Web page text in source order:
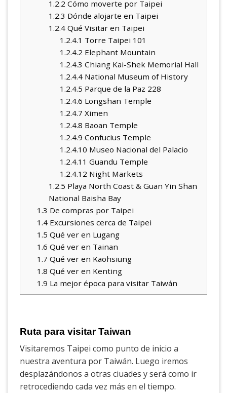
1.2.2 Cómo moverte por Taipei
1.2.3 Dónde alojarte en Taipei
1.2.4Qué Visitar en Taipei
1.2.4.1 Torre Taipei 101
1.2.4.2 Elephant Mountain
1.2.4.3 Chiang Kai-Shek Memorial Hall
1.2.4.4 National Museum of History
1.2.4.5 Parque de la Paz 228
1.2.4.6 Longshan Temple
1.2.4.7 Ximen
1.2.4.8 Baoan Temple
1.2.4.9 Confucius Temple
1.2.4.10 Museo Nacional del Palacio
1.2.4.11 Guandu Temple
1.2.4.12 Night Markets
1.2.5 Playa North Coast & Guan Yin Shan
National Baisha Bay
1.3 De compras por Taipei
1.4Excursiones cerca de Taipei
1.5 Qué ver en Lugang
1.6 Qué ver en Tainan
1.7 Qué ver en Kaohsiung
1.8 Qué ver en Kenting
1.9 La mejor época para visitar Taiwán
Ruta para visitar Taiwan
Visitaremos Taipei como punto de inicio a
nuestra aventura por Taiwán. Luego iremos
desplazándonos a otras ciuades y será como ir
retrocediendo cada vez más en el tiempo.